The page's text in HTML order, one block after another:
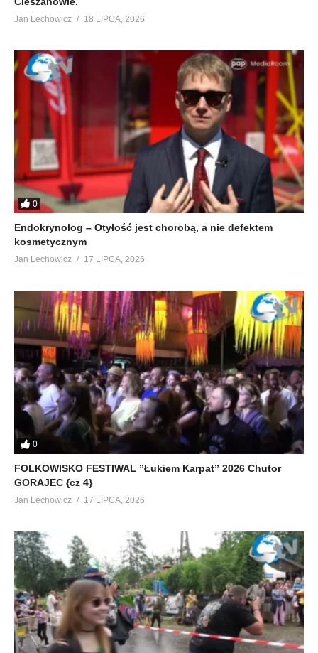
Jan Lechowicz 18 LIPCA, 2026
0
Endokrynolog – Otyłość jest chorobą, a nie defektem
kosmetycznym
Jan Lechowicz 17 LIPCA, 2026
0
FOLKOWISKO FESTIWAL ”Łukiem Karpat” 2026 Chutor
GORAJEC {cz 4}
Jan Lechowicz 17 LIPCA, 2026